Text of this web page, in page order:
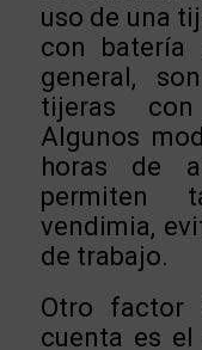
uso de una
con batería
general,
tijeras con
Algunos
horas de
permiten
vendimia,
de trabajo.
Otro factor
cuenta es